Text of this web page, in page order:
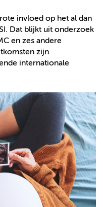
invloed op het al dan
Dat blijkt uit onderzoek
en zes andere
zijn
internationale